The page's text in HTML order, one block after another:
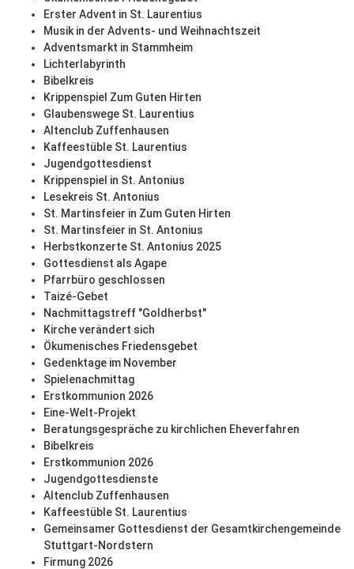
Erster Advent in St. Laurentius
Musik in der Advents- und Weihnachtszeit
Adventsmarkt in Stammheim
Lichterlabyrinth
Bibelkreis
Krippenspiel Zum Guten Hirten
Glaubenswege St. Laurentius
Altenclub Zuffenhausen
Kaffeestüble St. Laurentius
Jugendgottesdienst
Krippenspiel in St. Antonius
Lesekreis St. Antonius
St. Martinsfeier in Zum Guten Hirten
St. Martinsfeier in St. Antonius
Herbstkonzerte St. Antonius 2025
Gottesdienst als Agape
Pfarrbüro geschlossen
Taizé-Gebet
Nachmittagstreff "Goldherbst"
Kirche verändert sich
Ökumenisches Friedensgebet
Gedenktage im November
Spielenachmittag
Erstkommunion 2026
Eine-Welt-Projekt
Beratungsgespräche zu kirchlichen Eheverfahren
Bibelkreis
Erstkommunion 2026
Jugendgottesdienste
Altenclub Zuffenhausen
Kaffeestüble St. Laurentius
Gemeinsamer Gottesdienst der Gesamtkirchengemeinde
Stuttgart-Nordstern
Firmung 2026